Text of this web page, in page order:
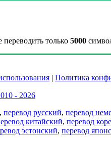
только 5000
| Политика
- 2026
, перевод русский, перевод
китайский, перевод
эстонский, перевод